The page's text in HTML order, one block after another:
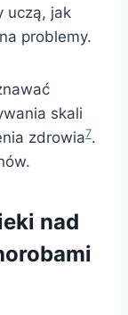
uczą, jak
problemy.
skali
zdrowia7.
nad